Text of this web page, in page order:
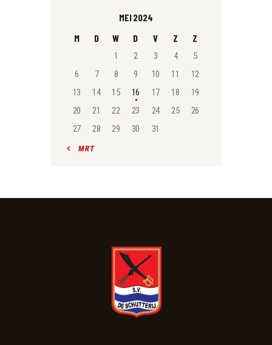
MEI 2024
M
D W D V Z Z
1 2 3 4
5
6
7 8 9 10 11
12
13
14 15 16 17 18
19
20
21 22 23 24 25
26
27
28 29 30 31
« MRT